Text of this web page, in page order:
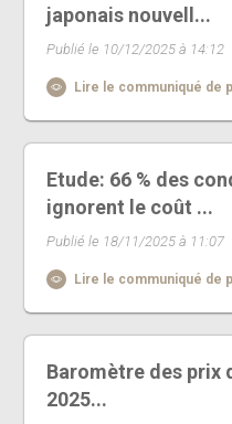
japonais nouvell...
Publié le 10/12/2025 à 14:12
Lire le communiqué de
Etude: 66 % des
ignorent le coût ...
Publié le 18/11/2025 à 11:07
Lire le communiqué de
Baromètre des prix
2025...